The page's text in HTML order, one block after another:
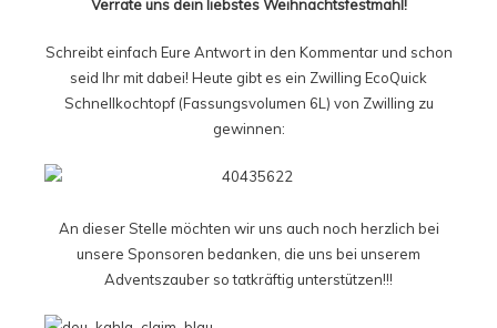
Verrate uns dein liebstes Weihnachtsfestmahl!
Schreibt einfach Eure Antwort in den Kommentar und schon
seid Ihr mit dabei! Heute gibt es ein Zwilling EcoQuick
Schnellkochtopf (Fassungsvolumen 6L) von Zwilling zu
gewinnen:
An dieser Stelle möchten wir uns auch noch herzlich bei
unsere Sponsoren bedanken, die uns bei unserem
Adventszauber so tatkräftig unterstützen!!!